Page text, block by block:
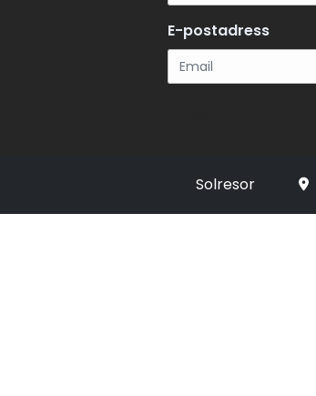
E-postadress
Solresor